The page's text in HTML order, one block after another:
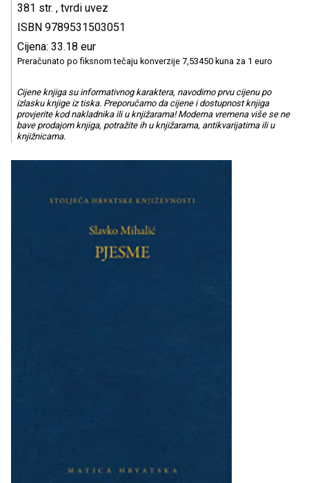
381 str. , tvrdi uvez
ISBN 9789531503051
Cijena: 33.18 eur
Preračunato po fiksnom tečaju konverzije 7,53450 kuna za 1 euro
Cijene knjiga su informativnog karaktera, navodimo prvu cijenu po
izlasku knjige iz tiska. Preporučamo da cijene i dostupnost knjiga
provjerite kod nakladnika ili u knjižarama! Moderna vremena više se ne
bave prodajom knjiga, potražite ih u knjižarama, antikvarijatima ili u
knjižnicama.